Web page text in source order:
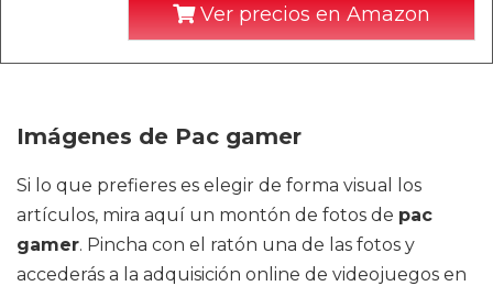
Ver precios en Amazon
Imágenes de Pac gamer
Si lo que prefieres es elegir de forma visual los
artículos, mira aquí un montón de fotos de pac
gamer. Pincha con el ratón una de las fotos y
accederás a la adquisición online de videojuegos en